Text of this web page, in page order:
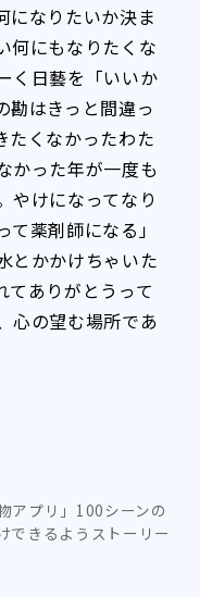
になりたいか決ま
何にもなりたくな
く日藝を「いいか
勘はきっと間違っ
たくなかったわた
かった年が一度も
やけになってなり
薬剤師になる」
とかかけちゃいた
てありがとうって
心の望む場所であ
アプリ」100シーンの
できるようストーリー